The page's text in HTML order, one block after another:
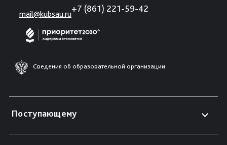
mail@kubsau.ru
+7 (861) 221-59-42
Сведения об образовательной организации
Поступающему